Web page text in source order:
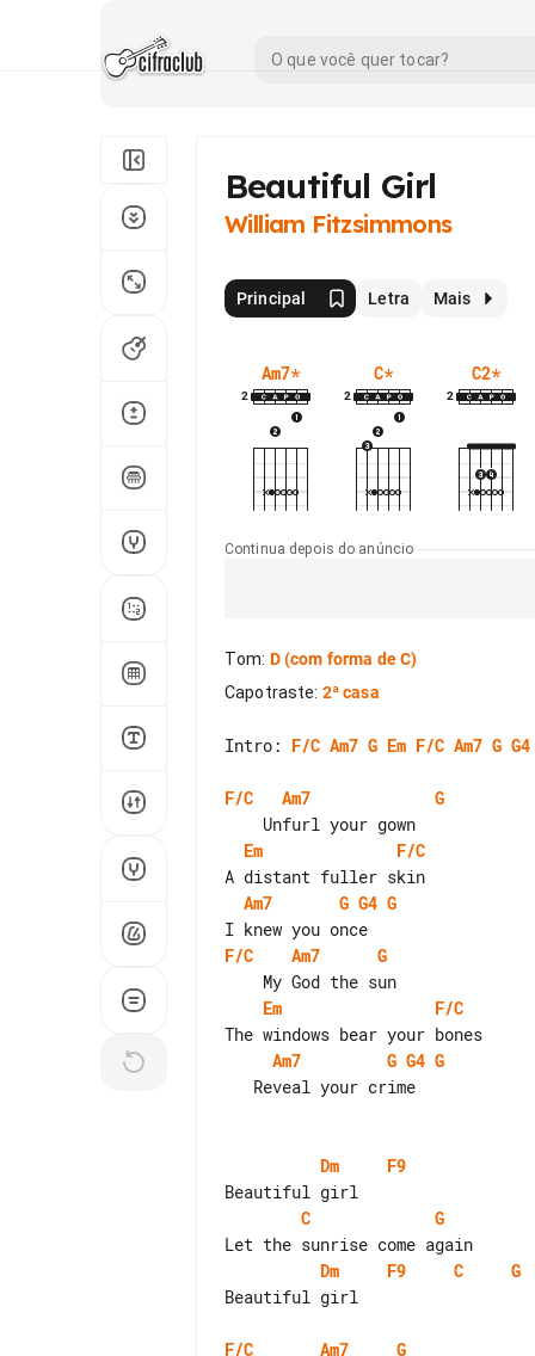
Beautiful Girl
William Fitzsimmons
Principal Letra Mais
Am7*
2
C*
2
C2*
2
Continua depois do anúncio
Tom: D(com forma de C)
Capotraste: 2ª casa
Intro: F/C Am7 G Em F/C Am7 G G4
F/C Am7
G
Em
F/C
Am7
G G4 G
F/C
Am7
G
Em
F/C
Am7
G G4 G
Dm
F9
C
G
Dm
F9 C
G
Beautiful girl
F/C Am7
G